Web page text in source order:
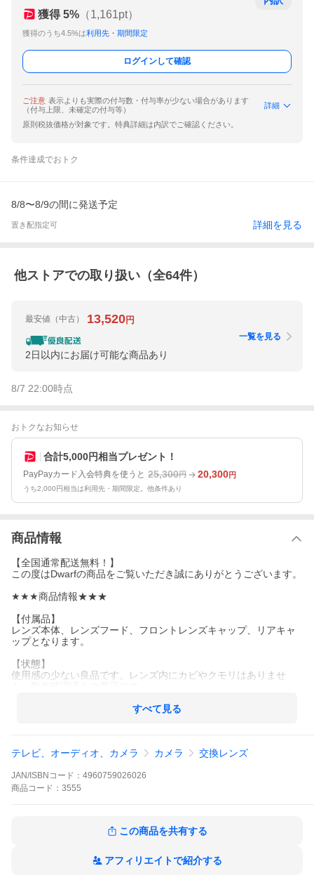
獲得 5% （1,161pt）
獲得のうち4.5%は利用先・期間限定
ログインして確認
ご注意 表示よりも実際の付与数・付与率が少ない場合があります
（付与上限、未確定の付与等）
詳細
原則税抜価格が対象です。特典詳細は内訳でご確認ください。
条件達成でおトク
8/8〜8/9の間に発送予定
置き配指定可 詳細を見る
他ストアでの取り扱い（全64件）
最安値 （中古） 13,520円
2日以内にお届け可能な商品あり
一覧を見る
8/7 22:00時点
おトクなお知らせ
合計5,000円相当プレゼント！
PayPayカード入会特典を使うと 25,300円 20,300円
うち2,000円相当は利用先・期間限定。他条件あり
商品情報
【全国通常配送無料！】
この度はDwarfの商品をご覧いただき誠にありがとうございます。
★★★商品情報★★★
【付属品】
レンズ本体、レンズフード、フロントレンズキャップ、リアキャ
ップとなります。
【状態】
使用感の少ない良品です。レンズ内にカビやクモリはありませ
よろしくお願い致します。
すべて見る
テレビ、オーディオ、カメラ カメラ 交換レンズ
JAN/ISBNコード： 4960759026026
商品 コード： 3555
この商品を共有する
アフィリエイトで紹介する